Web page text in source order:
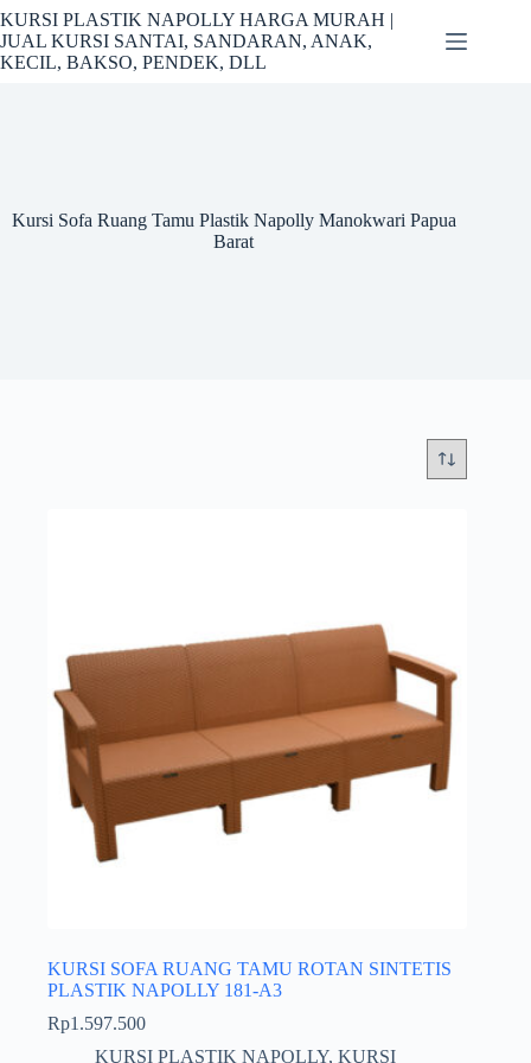
Skip
to
content
KURSI PLASTIK NAPOLLY HARGA MURAH |
JUAL KURSI SANTAI, SANDARAN, ANAK,
KECIL, BAKSO, PENDEK, DLL
Kursi Sofa Ruang Tamu Plastik Napolly Manokwari Papua
Barat
KURSI SOFA RUANG TAMU ROTAN SINTETIS
PLASTIK NAPOLLY 181-A3
Rp1.597.500
KURSI PLASTIK NAPOLLY, KURSI